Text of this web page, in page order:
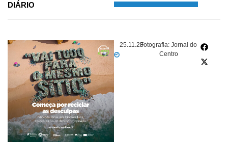
DIÁRIO
25.11.23Fotografia: Jornal do
Centro